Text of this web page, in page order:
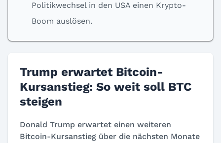
Politikwechsel in den USA einen Krypto-
Boom auslösen.
Trump erwartet Bitcoin-
Kursanstieg: So weit soll BTC
steigen
Donald Trump erwartet einen weiteren
Bitcoin-Kursanstieg über die nächsten Monate